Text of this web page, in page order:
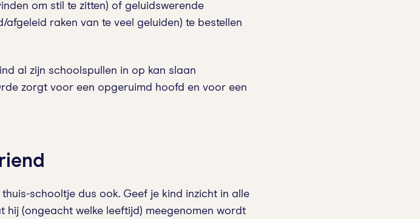
om stil te zitten) of geluidswerende
raken van te veel geluiden) te bestellen
al zijn schoolspullen in op kan slaan
zorgt voor een opgeruimd hoofd en voor een
schooltje dus ook. Geef je kind inzicht in alle
(ongeacht welke leeftijd) meegenomen wordt